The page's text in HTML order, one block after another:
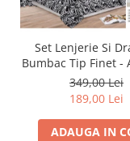
Set Lenjerie Si
Bumbac Tip Finet -
349,00 Lei
189,00 Lei
ADAUGA IN